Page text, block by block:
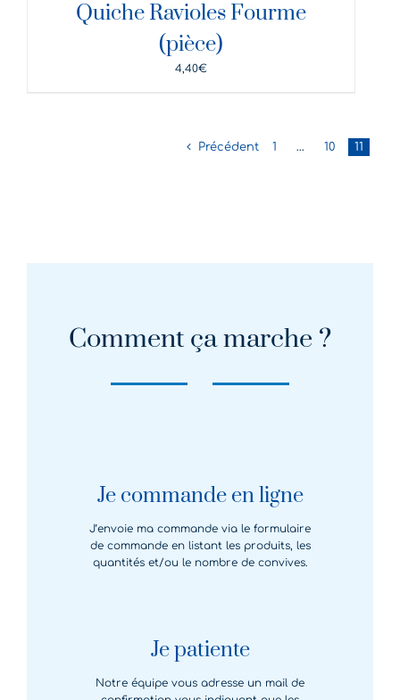
Quiche Ravioles Fourme
(pièce)
4,40€
Précédent 1 … 10 11
Comment ça marche ?
Je commande en ligne
J’envoie ma commande via le formulaire
de commande en listant les produits, les
quantités et/ou le nombre de convives.
Je patiente
Notre équipe vous adresse un mail de